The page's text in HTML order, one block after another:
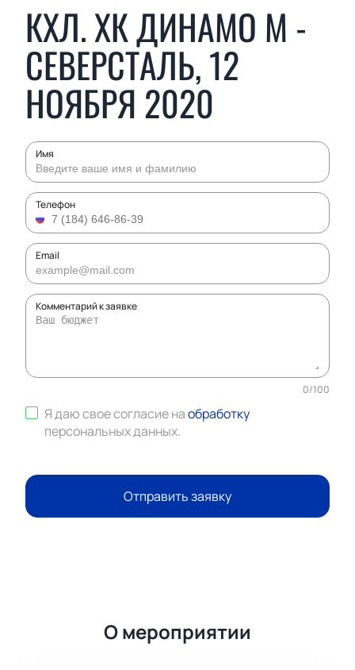
КХЛ. ХК ДИНАМО М -
СЕВЕРСТАЛЬ, 12
НОЯБРЯ 2020
Имя
Телефон
Email
Комментарий к заявке
0/100
Я даю свое согласие наобработку
персональных данных.
Отправить заявку
О мероприятии